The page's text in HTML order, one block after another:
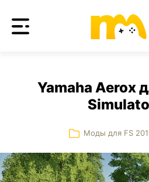
Yamaha Aerox
Моды для FS